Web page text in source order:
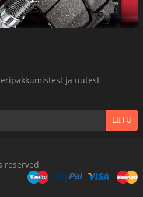
ja uutest
LIITU
reserved